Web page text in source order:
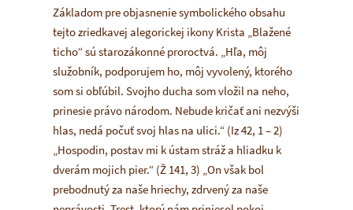
Základom pre objasnenie symbolického obsahu
tejto zriedkavej alegorickej ikony Krista „Blažené
ticho“ sú starozákonné proroctvá. „Hľa, môj
služobník, podporujem ho, môj vyvolený, ktorého
som si obľúbil. Svojho ducha som vložil na neho,
prinesie právo národom. Nebude kričať ani nezvýši
hlas, nedá počuť svoj hlas na ulici.“(Iz 42, 1 – 2)
„Hospodin, postav mi k ústam stráž a hliadku k
dverám mojich pier.“ (Ž 141, 3) „On však bol
prebodnutý za naše hriechy, zdrvený za naše